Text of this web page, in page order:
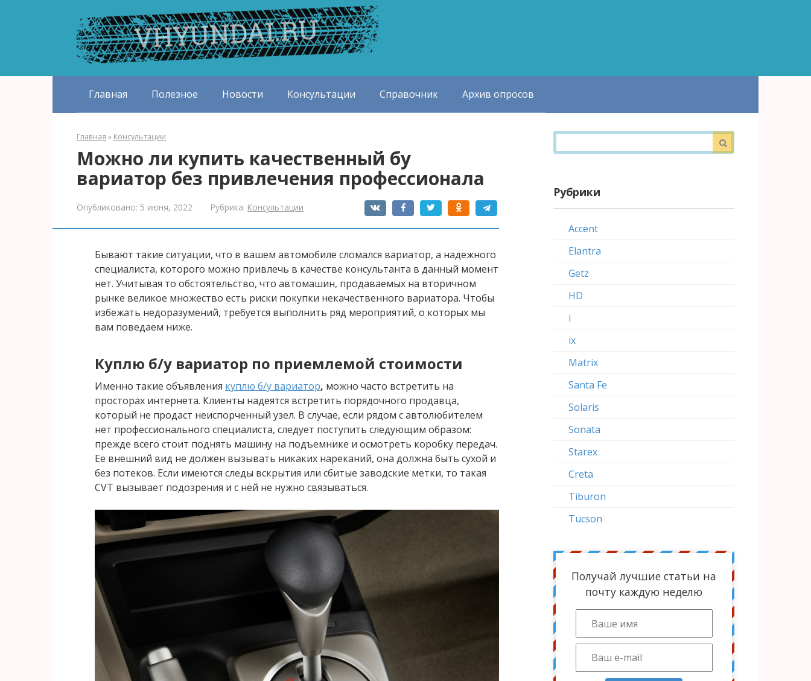
Главная Полезное Новости Консультации Справочник Архив опросов
Главная » Консультации
Можно ли купить качественный бу
вариатор без привлечения профессионала
Опубликовано: 5 июня, 2022 Рубрика: Консультации
Бывают такие ситуации, что в вашем автомобиле сломался вариатор, а надежного
специалиста, которого можно привлечь в качестве консультанта в данный момент
нет. Учитывая то обстоятельство, что автомашин, продаваемых на вторичном
рынке великое множество есть риски покупки некачественного вариатора. Чтобы
избежать недоразумений, требуется выполнить ряд мероприятий, о которых мы
вам поведаем ниже.
Куплю б/у вариатор по приемлемой стоимости
Именно такие объявления куплю б/у вариатор, можно часто встретить на
просторах интернета. Клиенты надеятся встретить порядочного продавца,
который не продаст неиспорченный узел. В случае, если рядом с автолюбителем
нет профессионального специалиста, следует поступить следующим образом:
прежде всего стоит поднять машину на подъемнике и осмотреть коробку передач.
Ее внешний вид не должен вызывать никаких нареканий, она должна быть сухой и
без потеков. Если имеются следы вскрытия или сбитые заводские метки, то такая
CVT вызывает подозрения и с ней не нужно связываться.
Поиск:
Рубрики
Accent
Elantra
Getz
HD
i
ix
Matrix
Santa Fe
Solaris
Sonata
Starex
Creta
Tiburon
Tucson
Получай лучшие статьи на
почту каждую неделю